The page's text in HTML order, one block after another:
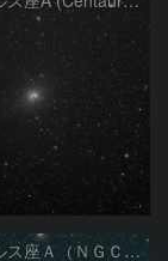
ケンタウルス座Ａ（ＮＧＣ５１２８）とオメガ星団